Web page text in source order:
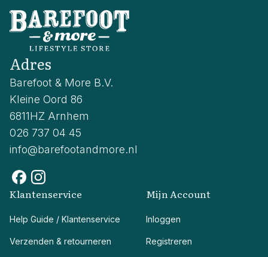
Adres
Barefoot & More B.V.
Kleine Oord 86
6811HZ Arnhem
026 737 04 45
info@barefootandmore.nl
Klantenservice
Help Guide / Klantenservice
Verzenden & retourneren
Mijn Account
Inloggen
Registreren